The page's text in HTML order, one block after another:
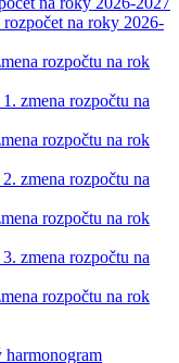
rozpočet na roky 2026-
rozpočtu na rok
zmena rozpočtu na
rozpočtu na rok
zmena rozpočtu na
rozpočtu na rok
zmena rozpočtu na
rozpočtu na rok